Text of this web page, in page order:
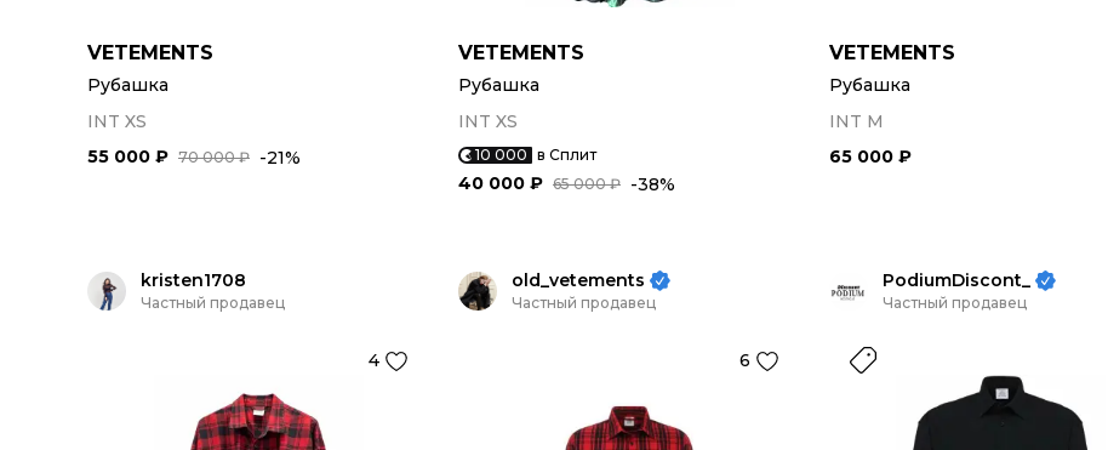
VETEMENTS
Рубашка
INT XS
70 000 ₽
55 000 ₽ -21%
VETEMENTS
Рубашка
INT XS
10 000 в Сплит
65 000 ₽
40 000 ₽ -38%
VETEMENTS
Рубашка
INT M
65 000 ₽
kristen1708
Частный продавец
4
old_vetements
Частный продавец
6
PodiumDiscont_
Частный продавец